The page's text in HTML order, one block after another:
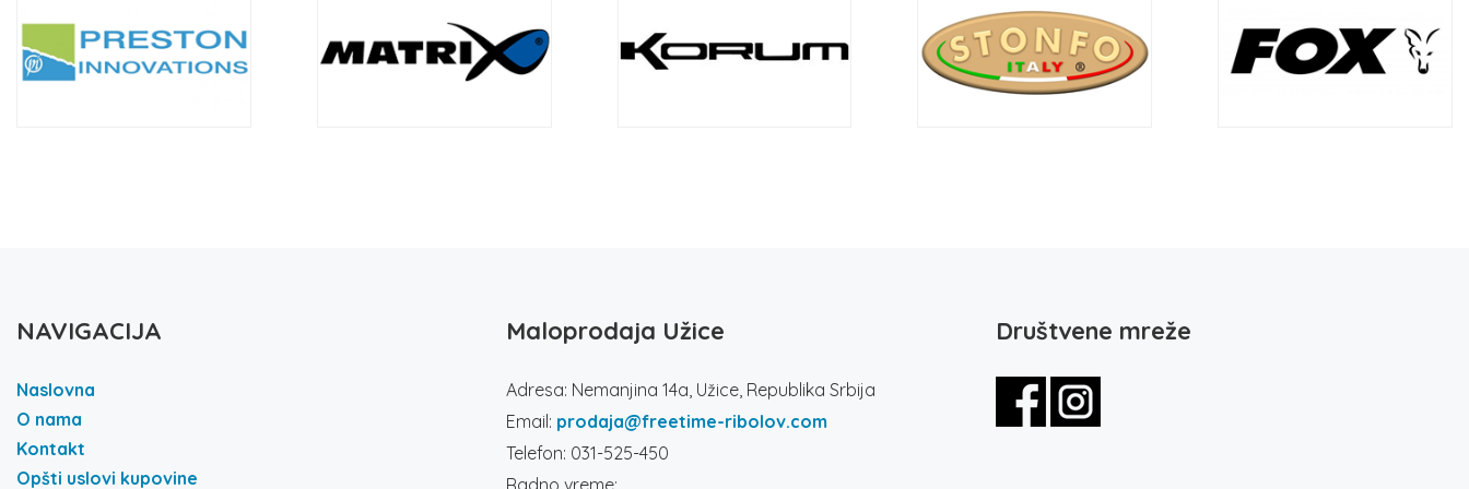
NAVIGACIJA
Naslovna
O nama
Kontakt
Opšti uslovi kupovine
Maloprodaja Užice
Adresa: Nemanjina 14a, Užice, Republika Srbija
Email: prodaja@freetime-ribolov.com
Telefon: 031-525-450
Radno vreme:
Društvene mreže